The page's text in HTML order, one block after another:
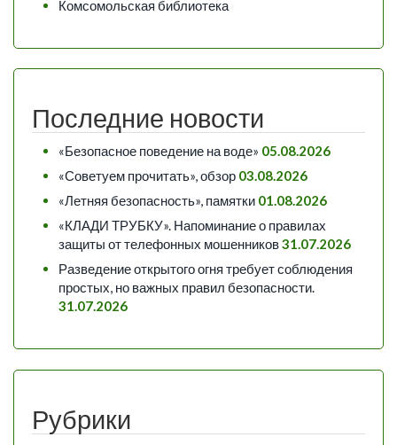
Комсомольская библиотека
Последние новости
«Безопасное поведение на воде» 05.08.2026
«Советуем прочитать», обзор 03.08.2026
«Летняя безопасность», памятки 01.08.2026
«КЛАДИ ТРУБКУ». Напоминание о правилах
защиты от телефонных мошенников31.07.2026
Разведение открытого огня требует соблюдения
простых, но важных правил безопасности.
31.07.2026
Рубрики